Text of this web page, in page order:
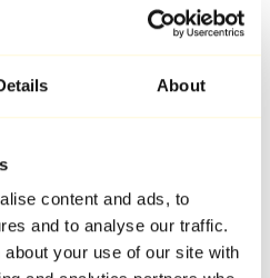
About
content and ads, to
and to analyse our traffic.
your use of our site with